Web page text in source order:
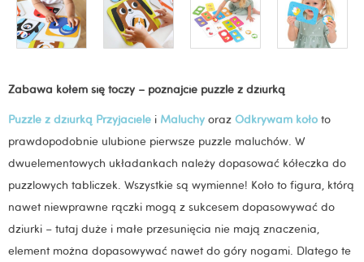
Zabawa kołem się toczy – poznajcie puzzle z dziurką
Puzzle z dziurką Przyjaciele i Maluchy oraz Odkrywam koło to
prawdopodobnie ulubione pierwsze puzzle maluchów. W
dwuelementowych układankach należy dopasować kółeczka do
puzzlowych tabliczek. Wszystkie są wymienne! Koło to figura, którą
nawet niewprawne rączki mogą z sukcesem dopasowywać do
dziurki – tutaj duże i małe przesunięcia nie mają znaczenia,
element można dopasowywać nawet do góry nogami. Dlatego te